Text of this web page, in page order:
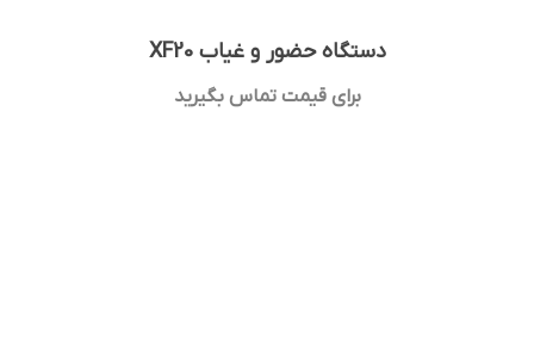
دستگاه حضور و غیاب XF20
برای قیمت تماس بگیرید